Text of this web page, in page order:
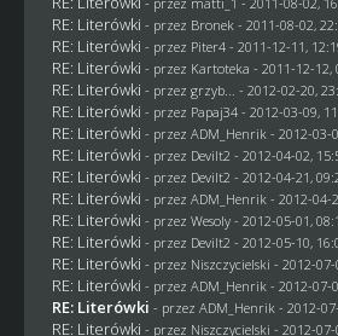
RE: Literówki - przez Bronek- 2011-08-02,
RE: Literówki - przez Piter4- 2011-12-11,
RE: Literówki - przez Kartoteka - 2011-12-12,
RE: Literówki - przez grzyb... - 2012-02-20,
RE: Literówki - przez Papaj34- 2012-03-09,
RE: Literówki - przez ADM_Henrik- 2012-03-
RE: Literówki - przez Devilt2 - 2012-04-02,
RE: Literówki - przez Devilt2 - 2012-04-21,
RE: Literówki - przez ADM_Henrik- 2012-04-
RE: Literówki - przez Wesoly- 2012-05-01,
RE: Literówki - przez Devilt2 - 2012-05-10,
RE: Literówki - przez Niszczycielski - 2012-07-
RE: Literówki - przez ADM_Henrik- 2012-07-
RE: Literówki - przez ADM_Henrik- 2012-
RE: Literówki - przez Niszczycielski - 2012-07-